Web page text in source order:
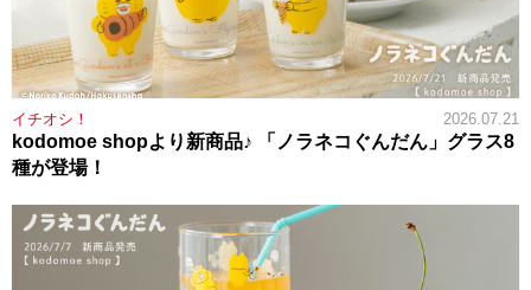
イチオシ！ 2026.07.21
kodomoe shopより新商品♪ 「ノラネコぐんだん」グラス8
種が登場！